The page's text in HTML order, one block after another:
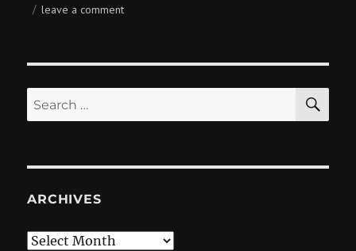
leave a commenton
Search
for:
ARCHIVES
Archives